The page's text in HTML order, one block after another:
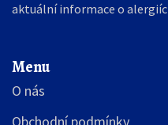
aktuální informace o
Menu
O nás